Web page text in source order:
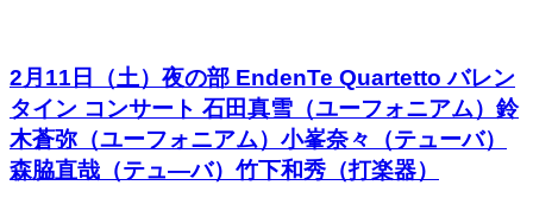
2月11日（土）夜の部 EndenTe Quartetto バレン
タイン コンサート 石田真雪（ユーフォニアム）鈴
木蒼弥（ユーフォニアム）小峯奈々（テューバ）
森脇直哉（テュ―バ）竹下和秀（打楽器）